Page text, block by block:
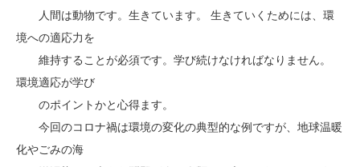
人間は動物です。生きています。 生きていくためには、環
境への適応力を
維持することが必須です。学び続けなければなりません。
環境適応が学び
のポイントかと心得ます。
今回のコロナ禍は環境の変化の典型的な例ですが、地球温暖
化やごみの海